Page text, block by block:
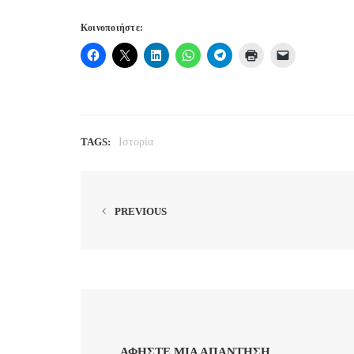
Κοινοποιήστε:
TAGS: Ιστορία
PREVIOUS